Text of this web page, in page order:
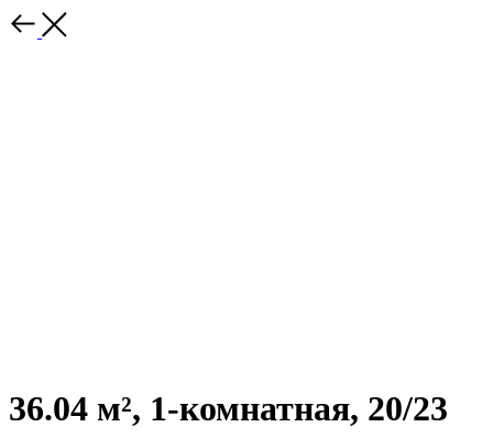
36.04 м², 1-комнатная, 20/23